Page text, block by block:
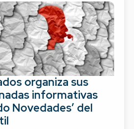
organiza sus
informativas
Novedades’ del